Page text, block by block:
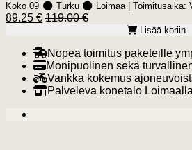
Koko 09
Turku Loimaa | Toimitusaika:
89.25 € 119.00 €
Lisää koriin
Nopea toimitus paketeille
Monipuolinen sekä
Vankka kokemus
Palveleva konetalo